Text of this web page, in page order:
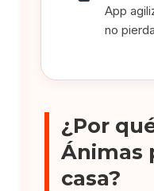
App
no
¿Por
Ánimas
casa?